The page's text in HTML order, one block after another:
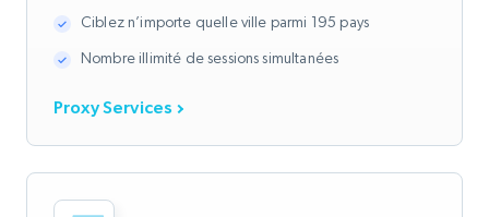
Ciblez n’importe quelle ville parmi 195 pays
Nombre illimité de sessions simultanées
Proxy Services